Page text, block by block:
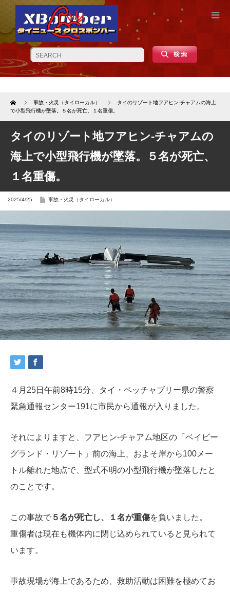
Home 事故・火災（タイローカル）
タイのリゾート地フアヒン-チャアムの海上
で小型飛行機が墜落。５名が死亡、１名重傷。
タイのリゾート地フアヒン-チャアムの
海上で小型飛行機が墜落。５名が死亡、
１名重傷。
2025/4/25 事故・火災（タイローカル）
４月25日午前8時15分、タイ・ペッチャブリー県の警察
緊急通報センター191に市民から通報が入りました。
それによりますと、フアヒン-チャアム地区の「ベイビー
グランド・リゾート」前の海上、およそ岸から100メー
トル離れた地点で、型式不明の小型飛行機が墜落したと
のことです。
この事故で ５名が死亡し、１名が重傷を負いました。
重傷者は現在も機体内に閉じ込められていると見られて
います。
事故現場が海上であるため、救助活動は困難を極めてお